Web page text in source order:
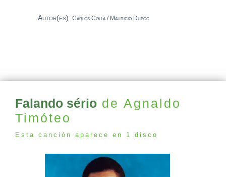
Autor(es): Carlos Colla / Mauricio Duboc
Falando sério de Agnaldo
Timóteo
Esta canción aparece en 1 disco